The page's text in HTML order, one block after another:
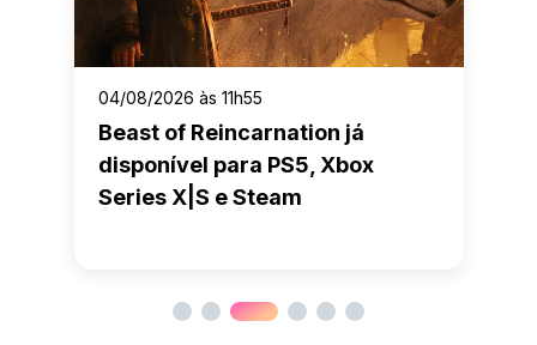
04/08/2026 às 11h55
Beast of Reincarnation já
disponível para PS5, Xbox
Series X|S e Steam